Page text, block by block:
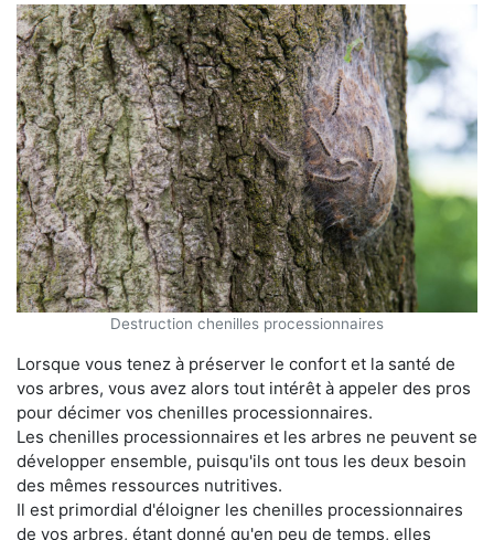
Destruction chenilles processionnaires
Lorsque vous tenez à préserver le confort et la santé de
vos arbres, vous avez alors tout intérêt à appeler des pros
pour décimer vos chenilles processionnaires.
Les chenilles processionnaires et les arbres ne peuvent se
développer ensemble, puisqu'ils ont tous les deux besoin
des mêmes ressources nutritives.
Il est primordial d'éloigner les chenilles processionnaires
de vos arbres, étant donné qu'en peu de temps, elles